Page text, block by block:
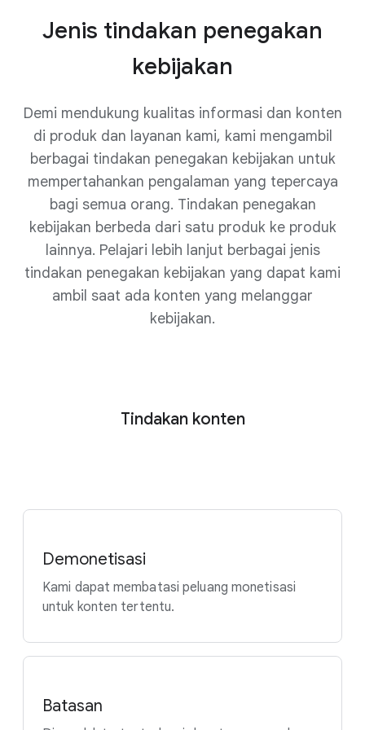
Jenis tindakan penegakan
kebijakan
Demi mendukung kualitas informasi dan konten
di produk dan layanan kami, kami mengambil
berbagai tindakan penegakan kebijakan untuk
mempertahankan pengalaman yang tepercaya
bagi semua orang. Tindakan penegakan
kebijakan berbeda dari satu produk ke produk
lainnya. Pelajari lebih lanjut berbagai jenis
tindakan penegakan kebijakan yang dapat kami
ambil saat ada konten yang melanggar
kebijakan.
Tindakan konten
Demonetisasi
Kami dapat membatasi peluang monetisasi
untuk konten tertentu.
Batasan